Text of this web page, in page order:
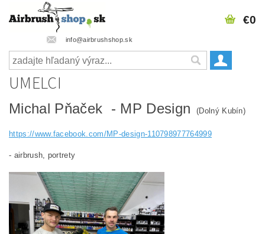
info@airbrushshop.sk
€0
UMELCI
Michal Pňaček - MP Design (Dolný Kubín)
https://www.facebook.com/MP-design-110798977764999
- airbrush, portrety